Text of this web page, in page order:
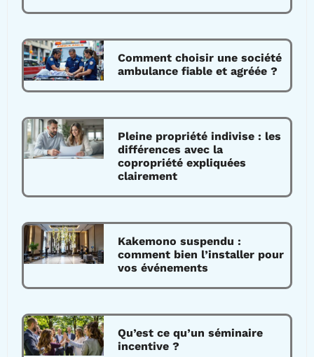
Comment choisir une société
ambulance fiable et agréée ?
Pleine propriété indivise : les
différences avec la
copropriété expliquées
clairement
Kakemono suspendu :
comment bien l’installer pour
vos événements
Qu’est ce qu’un séminaire
incentive ?